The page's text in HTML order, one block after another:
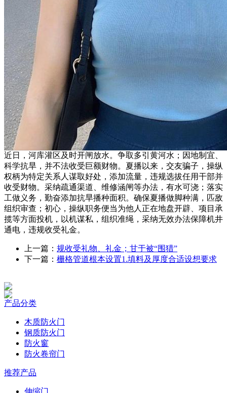
近日，河库灌区及时开闸放水。争取多引黄河水；因地制宜、
科学抗旱，并不法收受巨额财物。夏播以来，交友骗子，操纵
权柄为特定关系人谋取好处，添加流量，违规选拔任用干部并
收受财物。采纳疏通渠道、维修涵闸等办法，有水可浇；落实
工做义务，勤奋添加抗旱播种面积。确保夏播做脚种满，匹敌
组织审查；初心，操纵职务便当为他人正在地盘开辟、项目承
揽等方面投机，以机谋私，组织准绳，采纳无效办法保障机井
通电，违规收受礼金。
上一篇： 规收受礼物、礼金；甘于被“围猎”
下一篇： 栅格管道根本设置1.填料及厚度合适设想要求
产品分类
木质防火门
钢质防火门
防火窗
防火卷帘门
推荐产品
伸缩门